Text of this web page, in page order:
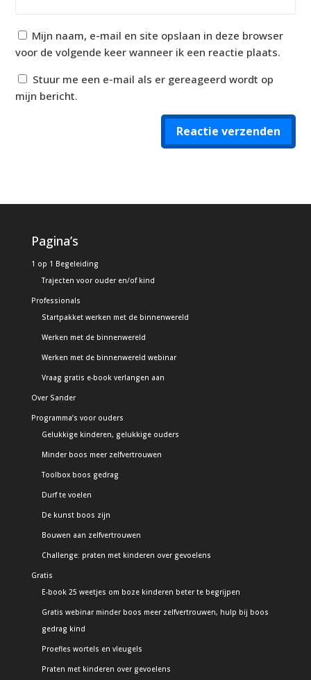
Mijn naam, e-mail en site opslaan in deze browser
voor de volgende keer wanneer ik een reactie plaats.
Stuur me een e-mail als er gereageerd wordt op
mijn bericht.
Reactie verzenden
Pagina’s
1 op 1 Begeleiding
Trajecten voor ouder en/of kind
Professionals
Startpakket werken met de binnenwereld
Werken met de binnenwereld
Werken met de binnenwereld webinar
Vraag gratis e-book verlangen aan
Over Sander
Programma’s voor ouders
Gelukkige kinderen, gelukkige ouders
Minder boos meer zelfvertrouwen
Toolbox boos gedrag
Durf te voelen
De kunst boos zijn
Bouwen aan zelfvertrouwen
Challenge: praten met kinderen over gevoelens
Gratis
E-book 25 weetjes om boze kinderen beter te begrijpen
Gratis webinar minder boos meer zelfvertrouwen, hulp bij boos
gedrag kind
Proefles wortels en vleugels
Praten met kinderen over gevoelens